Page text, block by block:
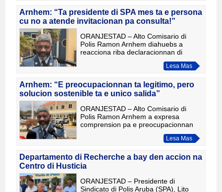
Arnhem: “Ta presidente di SPA mes ta e persona
cu no a atende invitacionan pa consulta!”
ORANJESTAD – Alto Comisario di
Polis Ramon Arnhem diahuebs a
reacciona riba declaracionnan di
presidente di Sindicato di Polis Aruba
(SPA), Lito Laclé, afirmando cuLesa Mas
Arnhem: “E preocupacionnan ta legitimo, pero
solucion sostenible ta e unico salida”
ORANJESTAD – Alto Comisario di
Polis Ramon Arnhem a expresa
comprension pa e preocupacionnan
cu a motiva e accion di un grupo di
rechercheur diahuebs mainta, pero a
Lesa Mas
Departamento di Recherche a bay den accion na
Centro di Husticia
ORANJESTAD – Presidente di
Sindicato di Polis Aruba (SPA), Lito